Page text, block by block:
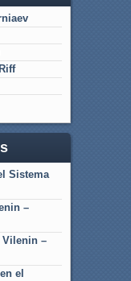
Sistema
–
–
el